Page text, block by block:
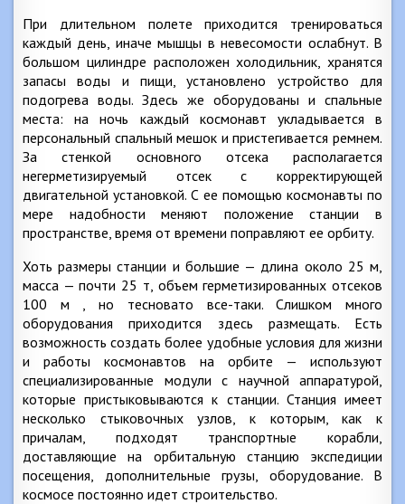
При длительном полете приходится тренироваться
каждый день, иначе мышцы в невесомости ослабнут. В
большом цилиндре расположен холодильник, хранятся
запасы воды и пищи, установлено устройство для
подогрева воды. Здесь же оборудованы и спальные
места: на ночь каждый космонавт укладывается в
персональный спальный мешок и пристегивается ремнем.
За стенкой основного отсека располагается
негерметизируемый отсек с корректирующей
двигательной установкой. С ее помощью космонавты по
мере надобности меняют положение станции в
пространстве, время от времени поправляют ее орбиту.
Хоть размеры станции и большие — длина около 25 м,
масса — почти 25 т, объем герметизированных отсеков
100 м , но тесновато все-таки. Слишком много
оборудования приходится здесь размещать. Есть
возможность создать более удобные условия для жизни
и работы космонавтов на орбите — используют
специализированные модули с научной аппаратурой,
которые пристыковываются к станции. Станция имеет
несколько стыковочных узлов, к которым, как к
причалам, подходят транспортные корабли,
доставляющие на орбитальную станцию экспедиции
посещения, дополнительные грузы, оборудование. В
космосе постоянно идет строительство.